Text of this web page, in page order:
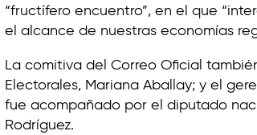
“fructífero encuentro”, en el que
el alcance de nuestras economías
La comitiva del Correo Oficial
Electorales, Mariana Aballay; y el
fue acompañado por el diputado
Rodríguez.